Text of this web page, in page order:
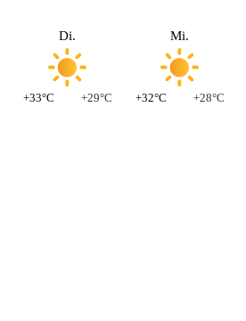
Di.
+33°C +29°C
Mi.
+32°C +28°C